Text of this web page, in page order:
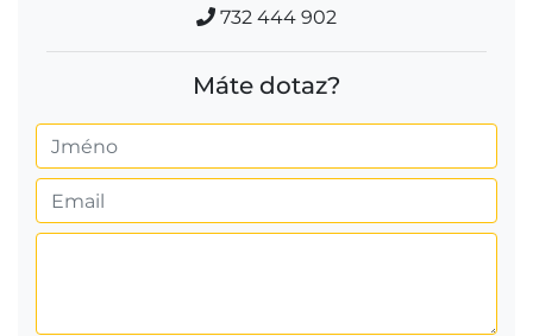
732 444 902
Máte dotaz?